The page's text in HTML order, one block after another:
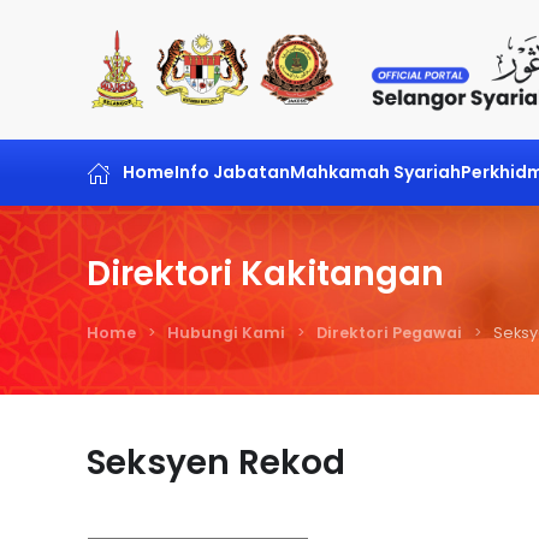
Skip to main content
HomeInfo JabatanMahkamah Syariah
Direktori Kakitangan
Home Hubungi Kami Direktori Pegawai
Seksyen Rekod